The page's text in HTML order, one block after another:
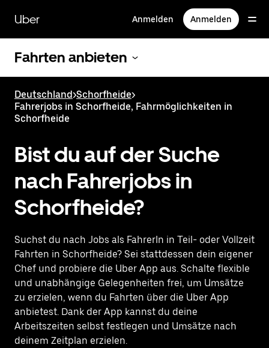
zum
Hauptinhalt
Uber Anmelden Anmelden
Fahrten anbieten
Deutschland>Schorfheide>
Fahrerjobs in Schorfheide, Fahrmöglichkeiten in
Schorfheide
Bist du auf der Suche
nach Fahrerjobs in
Schorfheide?
Suchst du nach Jobs als FahrerIn in Teil- oder Vollzeit
Fahrten in Schorfheide? Sei stattdessen dein eigener
Chef und probiere die Uber App aus. Schalte flexible
und unabhängige Gelegenheiten frei, um Umsätze
zu erzielen, wenn du Fahrten über die Uber App
anbietest. Dank der App kannst du deine
Arbeitszeiten selbst festlegen und Umsätze nach
deinem Zeitplan erzielen.